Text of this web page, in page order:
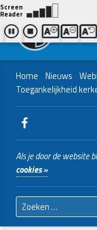
Contact ons
| Bel ons
Home Nieuws
Toegankelijkheid
WebMan on Facebook
Als je door de website
cookies »
Zoeken naar: